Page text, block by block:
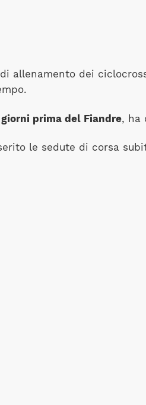
allenamento dei
prima del Fiandre, ha
le sedute di corsa